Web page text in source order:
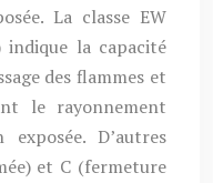
La classe EW
indique la capacité
des flammes et
le rayonnement
D’autres
et C (fermeture